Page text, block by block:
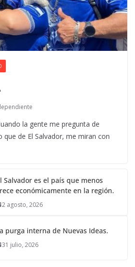
la gente me pregunta de
de El Salvador, me miran con
Salvador es el país que menos
económicamente en la región.
2 agosto, 2026
purga interna de Nuevas Ideas.
31 julio, 2026